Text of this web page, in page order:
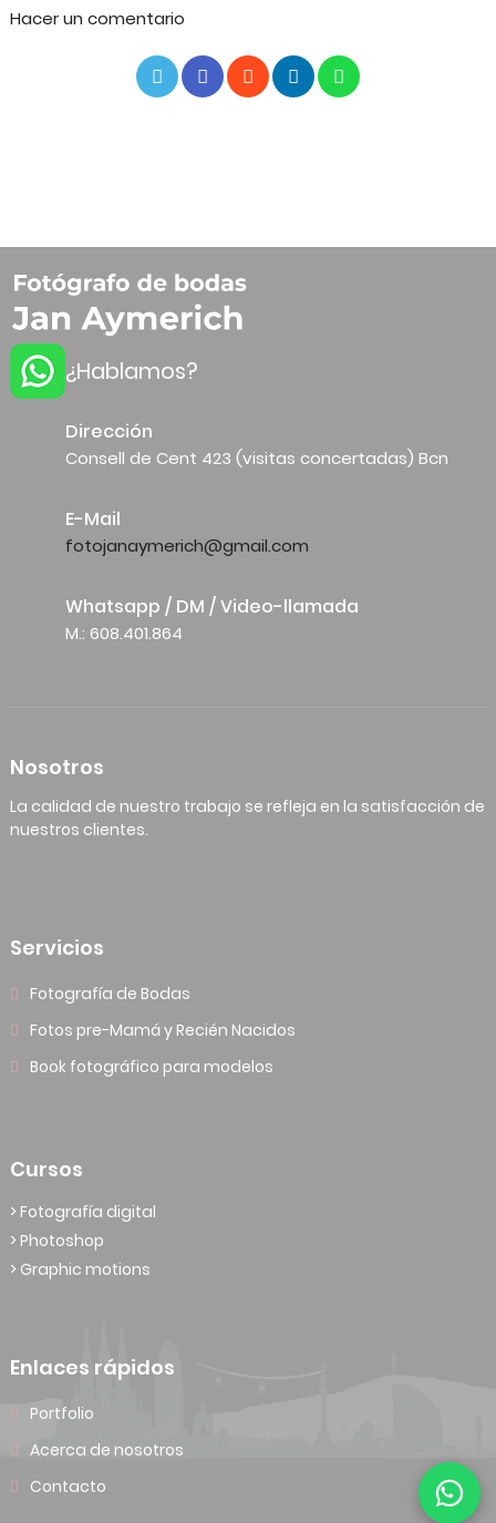
Hacer un comentario
¿Hablamos?
Dirección
Consell de Cent 423 (visitas concertadas) Bcn
E-Mail
fotojanaymerich@gmail.com
Whatsapp / DM / Video-llamada
M.: 608.401.864
Nosotros
La calidad de nuestro trabajo se refleja en la satisfacción de
nuestros clientes.
Servicios
Fotografía de Bodas
Fotos pre-Mamá y Recién Nacidos
Book fotográfico para modelos
Cursos
> Fotografía digital
> Photoshop
> Graphic motions
Enlaces rápidos
Portfolio
Acerca de nosotros
Contacto